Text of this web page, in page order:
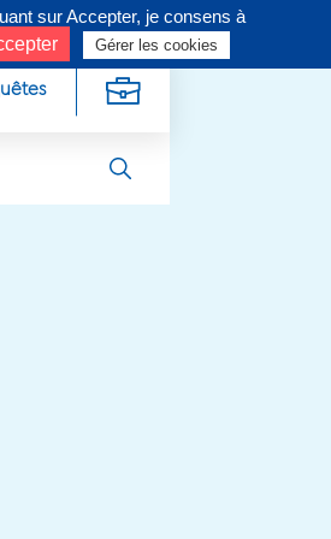
sur Accepter, je consens à
Gérer les cookies